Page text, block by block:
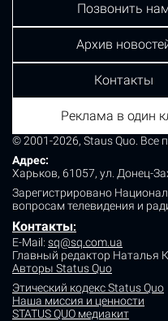
© 2001-2026, Staus Quo. Все
Адрес:
Харьков, 61057, ул. Донец-
Зарегистрировано
вопросам телевидения и
Контакты:
E-Mail: sq@sq.com.ua
Главный редактор Наталья
Авторы Status Quo
Этический кодекс Status Quo
Наша миссия и ценности
STATUS QUO медиакит
Позвонить
Архив
Контакты
Реклама в один